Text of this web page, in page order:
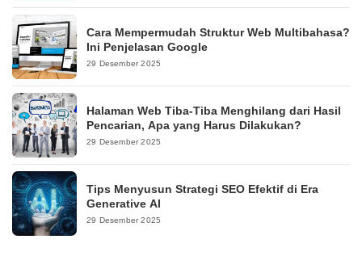
Cara Mempermudah Struktur Web Multibahasa?
Ini Penjelasan Google
29 Desember 2025
Halaman Web Tiba-Tiba Menghilang dari Hasil
Pencarian, Apa yang Harus Dilakukan?
29 Desember 2025
Tips Menyusun Strategi SEO Efektif di Era
Generative AI
29 Desember 2025